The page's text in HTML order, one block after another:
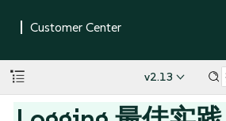
v2.13